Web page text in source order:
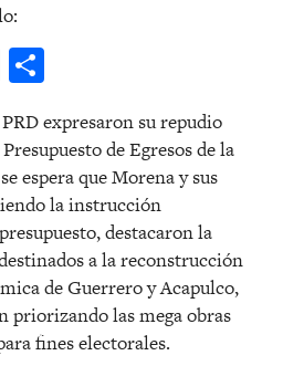
Email
expresaron su repudio
de Egresos de la
espera que Morena y sus
la instrucción
destacaron la
a la reconstrucción
de Guerrero y Acapulco,
priorizando las mega obras
fines electorales.